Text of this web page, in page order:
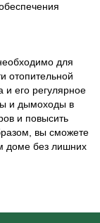
для
отопительной
и его регулярное
и дымоходы в
и повысить
вы сможете
доме без лишних